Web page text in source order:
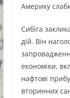
Америку
Сибіга
дій. Він
економіки,
нафтові
вторинних